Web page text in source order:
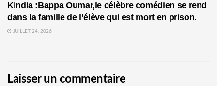
Kindia :Bappa Oumar,le célèbre comédien se rend
dans la famille de l’élève qui est mort en prison.
JUILLET 24, 2026
Laisser un commentaire